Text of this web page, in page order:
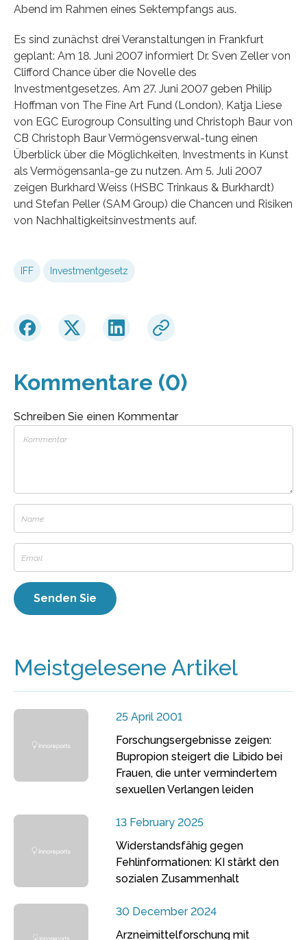
Abend im Rahmen eines Sektempfangs aus.
Es sind zunächst drei Veranstaltungen in Frankfurt
geplant: Am 18. Juni 2007 informiert Dr. Sven Zeller von
Clifford Chance über die Novelle des
Investmentgesetzes. Am 27. Juni 2007 geben Philip
Hoffman von The Fine Art Fund (London), Katja Liese
von EGC Eurogroup Consulting und Christoph Baur von
CB Christoph Baur Vermögensverwal-tung einen
Überblick über die Möglichkeiten, Investments in Kunst
als Vermögensanla-ge zu nutzen. Am 5. Juli 2007
zeigen Burkhard Weiss (HSBC Trinkaus & Burkhardt)
und Stefan Peller (SAM Group) die Chancen und Risiken
von Nachhaltigkeitsinvestments auf.
IFF Investmentgesetz
Kommentare (0)
Schreiben Sie einen Kommentar
Meistgelesene Artikel
25 April 2001
Forschungsergebnisse zeigen:
Bupropion steigert die Libido bei
Frauen, die unter vermindertem
sexuellen Verlangen leiden
13 February 2025
Widerstandsfähig gegen
Fehlinformationen: KI stärkt den
sozialen Zusammenhalt
30 December 2024
Arzneimittelforschung mit